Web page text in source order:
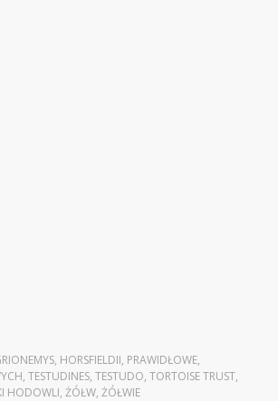
, HORSFIELDII, PRAWIDŁOWE,
,TESTUDINES,TESTUDO,TORTOISE TRUST,
HODOWLI,ŻÓŁW,ŻÓŁWIE